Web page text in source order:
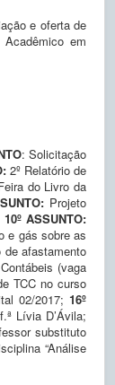
e oferta de
em
: Solicitação
2º Relatório de
do Livro da
Projeto
10º ASSUNTO:
e gás sobre as
afastamento
(vaga
TCC no curso
02/2017; 16º
Lívia D’Ávila;
substituto
“Análise